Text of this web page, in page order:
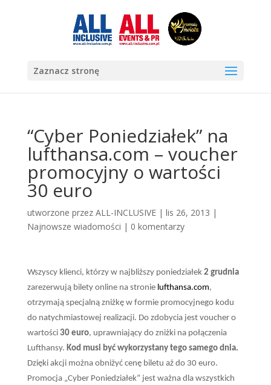
Zaznacz stronę
“Cyber Poniedziałek” na
lufthansa.com – voucher
promocyjny o wartości
30 euro
utworzone przez ALL-INCLUSIVE| lis 26, 2013 |
Najnowsze wiadomości | 0 komentarzy
Wszyscy klienci, którzy w najbliższy poniedziałek 2 grudnia
zarezerwują bilety online na stronie lufthansa.com,
otrzymają specjalną zniżkę w formie promocyjnego kodu
do natychmiastowej realizacji. Do zdobycia jest voucher o
wartości 30 euro, uprawniający do zniżki na połączenia
Lufthansy. Kod musi być wykorzystany tego samego dnia.
Dzięki akcji można obniżyć cenę biletu aż do 30 euro.
Promocja „Cyber Poniedziałek” jest ważna dla wszystkich